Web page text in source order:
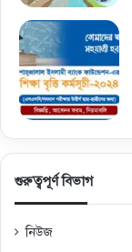
গুরুত্বপূর্ণ বিভাগ
নিউজ